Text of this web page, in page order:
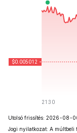
Utolsó frissítés: 2026-08-
Jogi nyilatkozat: A múltbeli